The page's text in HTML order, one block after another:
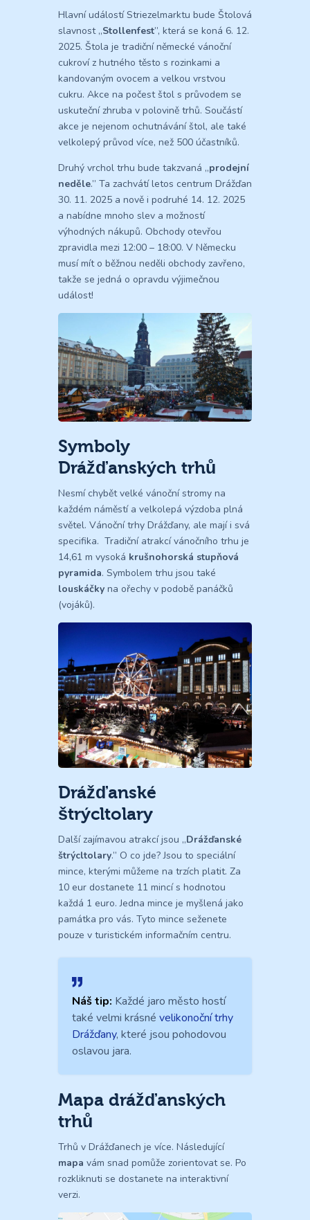
Hlavní událostí Striezelmarktu bude Štolová
slavnost „Stollenfest”, která se koná 6. 12.
2025. Štola je tradiční německé vánoční
cukroví z hutného těsto s rozinkami a
kandovaným ovocem a velkou vrstvou
cukru. Akce na počest štol s průvodem se
uskuteční zhruba v polovině trhů. Součástí
akce je nejenom ochutnávání štol, ale také
velkolepý průvod více, než 500 účastníků.
Druhý vrchol trhu bude takzvaná „prodejní
neděle.” Ta zachvátí letos centrum Drážďan
30. 11. 2025 a nově i podruhé 14. 12. 2025
a nabídne mnoho slev a možností
výhodných nákupů. Obchody otevřou
zpravidla mezi 12:00 – 18:00. V Německu
musí mít o běžnou neděli obchody zavřeno,
takže se jedná o opravdu výjimečnou
událost!
Symboly
Drážďanských trhů
Nesmí chybět velké vánoční stromy na
každém náměstí a velkolepá výzdoba plná
světel. Vánoční trhy Drážďany, ale mají i svá
specifika. Tradiční atrakcí vánočního trhu je
14,61 m vysoká krušnohorská stupňová
pyramida. Symbolem trhu jsou také
louskáčky na ořechy v podobě panáčků
(vojáků).
Drážďanské
štrýcltolary
Další zajímavou atrakcí jsou „Drážďanské
štrýcltolary.” O co jde? Jsou to speciální
mince, kterými můžeme na trzích platit. Za
10 eur dostanete 11 mincí s hodnotou
každá 1 euro. Jedna mince je myšlená jako
památka pro vás. Tyto mince seženete
pouze v turistickém informačním centru.
Náš tip: Každé jaro město hostí
také velmi krásné velikonoční trhy
Drážďany, které jsou pohodovou
oslavou jara.
Mapa drážďanských
trhů
Trhů v Drážďanech je více. Následující
mapa vám snad pomůže zorientovat se. Po
rozkliknuti se dostanete na interaktivní
verzi.